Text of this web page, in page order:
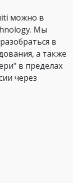
можно в
Мы
в
а также
в пределах
через